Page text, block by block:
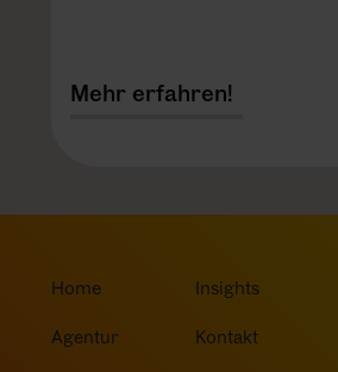
Mehr erfahren!
Home
Agentur
Insights
Kontakt